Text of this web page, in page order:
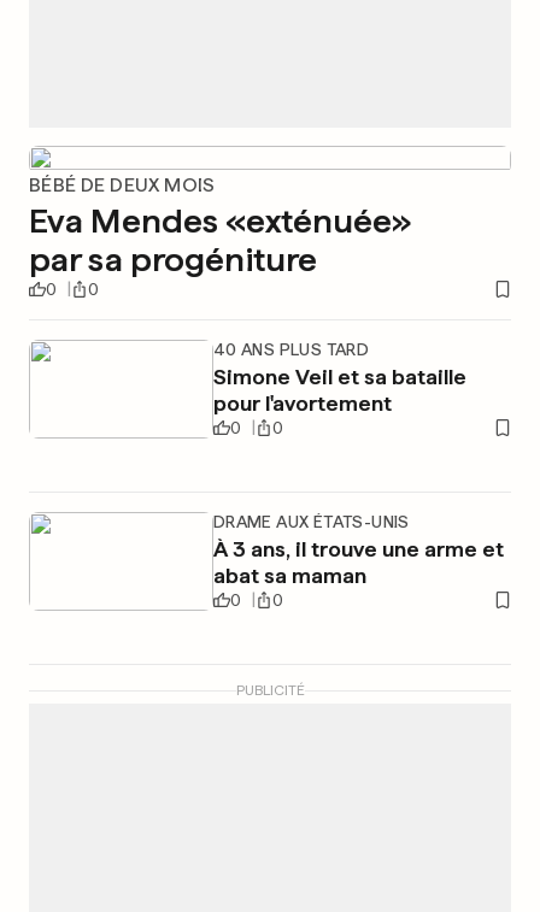
BÉBÉ DE DEUX MOIS
Eva Mendes «exténuée»
par sa progéniture
0 0
40 ANS PLUS TARD
Simone Veil et sa bataille
pour l'avortement
0 0
DRAME AUX ÉTATS-UNIS
À 3 ans, il trouve une arme et
abat sa maman
0 0
PUBLICITÉ